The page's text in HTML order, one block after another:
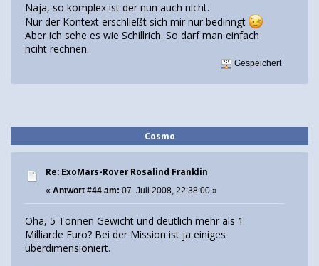
Naja, so komplex ist der nun auch nicht.
Nur der Kontext erschließt sich mir nur bedinngt
Aber ich sehe es wie Schillrich. So darf man einfach
nciht rechnen.
Gespeichert
Cosmo
Re: ExoMars-Rover Rosalind Franklin
« Antwort #44 am: 07. Juli 2008, 22:38:00 »
Oha, 5 Tonnen Gewicht und deutlich mehr als 1
Milliarde Euro? Bei der Mission ist ja einiges
überdimensioniert.